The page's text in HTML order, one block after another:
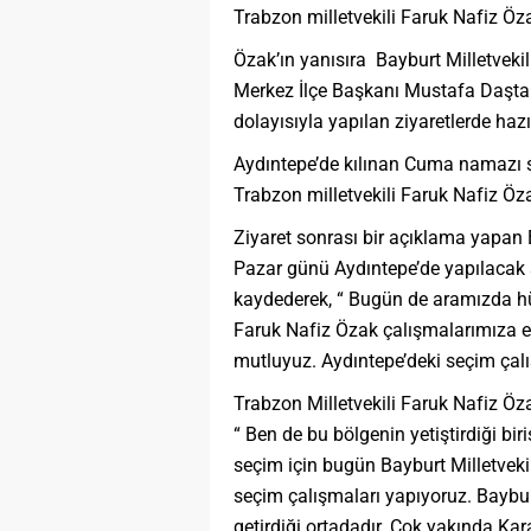
Trabzon milletvekili Faruk Nafiz
Özak’ın yanısıra Bayburt
Merkez İlçe Başkanı Mustafa
dolayısıyla yapılan ziyaretlerde
Aydıntepe’de kılınan Cuma
Trabzon milletvekili Faruk Nafiz
Ziyaret sonrası bir açıklama
Pazar günü Aydıntepe’de
kaydederek, “ Bugün de
Faruk Nafiz Özak
mutluyuz. Aydıntepe’deki seçim
Trabzon Milletvekili Faruk Nafiz
“ Ben de bu bölgenin yetiştirdiği
seçim için bugün Bayburt
seçim çalışmaları yapıyoruz.